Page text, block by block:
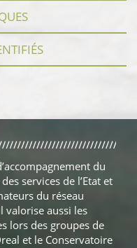
du
services de l’Etat et
du réseau
valorise aussi les
lors des groupes de
et le Conservatoire